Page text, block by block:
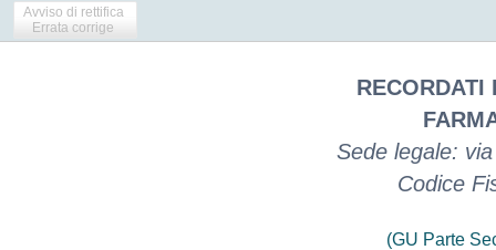
Avviso di rettifica
Errata corrige
RECORDATI
Sede legale:
Codice
(GU Parte